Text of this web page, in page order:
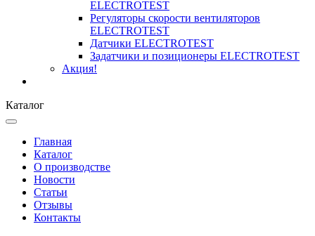
ELECTROTEST
Регуляторы скорости вентиляторов
ELECTROTEST
Датчики ELECTROTEST
Задатчики и позиционеры ELECTROTEST
Акция!
Каталог
Главная
Каталог
О производстве
Новости
Статьи
Отзывы
Контакты